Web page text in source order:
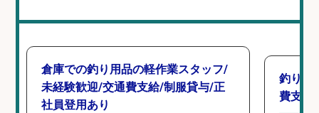
倉庫での釣り用品の軽作業スタッフ/
未経験歓迎/交通費支給/制服貸与/正
社員登用あり
釣り具
費支給